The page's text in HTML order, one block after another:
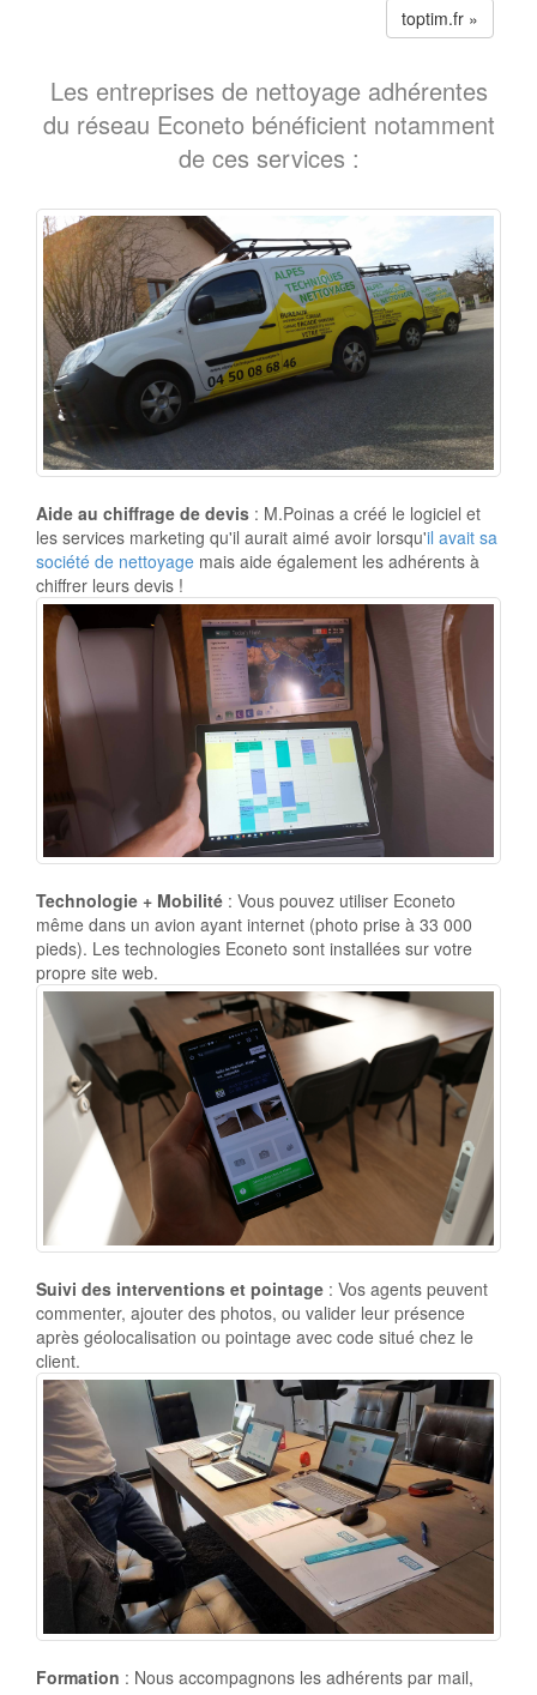
toptim.fr »
Les entreprises de nettoyage adhérentes
du réseau Econeto bénéficient notamment
de ces services :
Aide au chiffrage de devis : M.Poinas a créé le logiciel et
les services marketing qu'il aurait aimé avoir lorsqu'il avait sa
société de nettoyage mais aide également les adhérents à
chiffrer leurs devis !
Technologie + Mobilité : Vous pouvez utiliser Econeto
même dans un avion ayant internet (photo prise à 33 000
pieds). Les technologies Econeto sont installées sur votre
propre site web.
Suivi des interventions et pointage : Vos agents peuvent
commenter, ajouter des photos, ou valider leur présence
après géolocalisation ou pointage avec code situé chez le
client.
Formation : Nous accompagnons les adhérents par mail,